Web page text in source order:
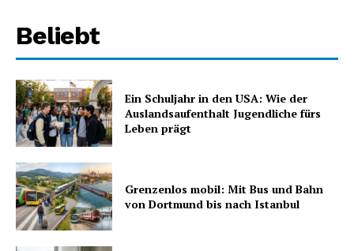
Beliebt
Ein Schuljahr in den USA: Wie der
Auslandsaufenthalt Jugendliche fürs
Leben prägt
Grenzenlos mobil: Mit Bus und Bahn
von Dortmund bis nach Istanbul